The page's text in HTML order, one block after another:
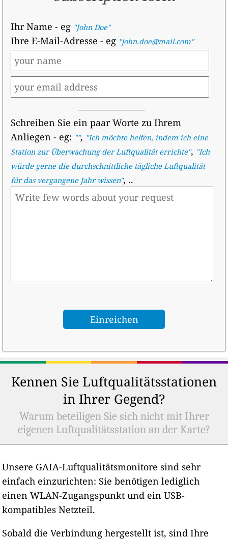
Ihr Name - eg "John Doe"
Ihre E-Mail-Adresse - eg "john.doe@mail.com"
Schreiben Sie ein paar Worte zu Ihrem
Anliegen - eg: "", "Ich möchte helfen, indem ich eine
Station zur Überwachung der Luftqualität errichte", "Ich
würde gerne die durchschnittliche tägliche Luftqualität
für das vergangene Jahr wissen", ..
Kennen Sie Luftqualitätsstationen
in Ihrer Gegend?
Warum beteiligen Sie sich nicht mit Ihrer
eigenen Luftqualitätsstation an der Karte?
Unsere GAIA-Luftqualitätsmonitore sind sehr
einfach einzurichten: Sie benötigen lediglich
einen WLAN-Zugangspunkt und ein USB-
kompatibles Netzteil.
Sobald die Verbindung hergestellt ist, sind Ihre